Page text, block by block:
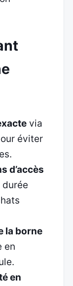
via
éviter
d’accès
durée
la borne
en
en